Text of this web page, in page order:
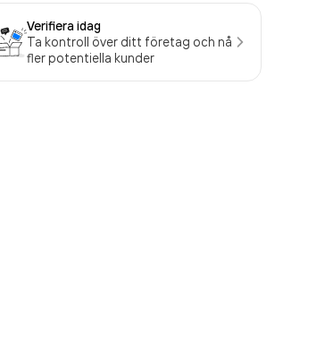
Verifiera idag
Ta kontroll över ditt företag och nå
fler potentiella kunder